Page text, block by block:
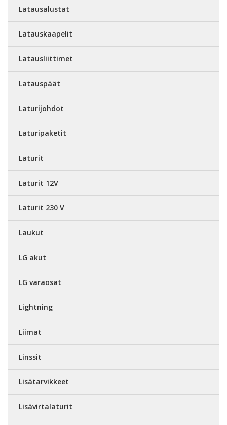
Latausalustat
Latauskaapelit
Latausliittimet
Latauspäät
Laturijohdot
Laturipaketit
Laturit
Laturit 12V
Laturit 230 V
Laukut
LG akut
LG varaosat
Lightning
Liimat
Linssit
Lisätarvikkeet
Lisävirtalaturit